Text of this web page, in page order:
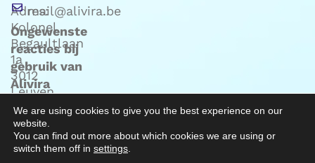
Adres:
Kolonel
Begaultlaan
1a
3012
Leuven
(Belgie)
mail@alivira.be
Ongewenste
reacties bij
gebruik van
Alivira
mail naar
Phv@alivira.be
We are using cookies to give you the best experience on our
website.
You can find out more about which cookies we are using or
switch them off in settings